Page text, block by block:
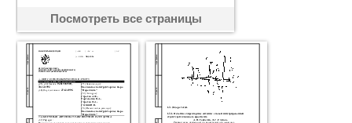
Посмотреть все страницы